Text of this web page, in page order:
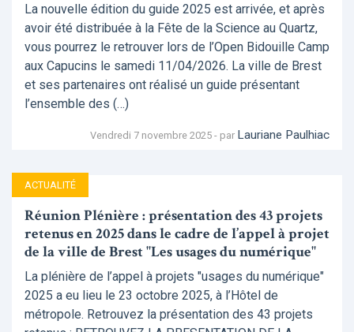
La nouvelle édition du guide 2025 est arrivée, et après
avoir été distribuée à la Fête de la Science au Quartz,
vous pourrez le retrouver lors de l’Open Bidouille Camp
aux Capucins le samedi 11/04/2026. La ville de Brest
et ses partenaires ont réalisé un guide présentant
l’ensemble des (…)
Vendredi 7 novembre 2025 - par Lauriane Paulhiac
ACTUALITÉ
Réunion Plénière : présentation des 43 projets
retenus en 2025 dans le cadre de l’appel à projet
de la ville de Brest "Les usages du numérique"
La plénière de l’appel à projets "usages du numérique"
2025 a eu lieu le 23 octobre 2025, à l’Hôtel de
métropole. Retrouvez la présentation des 43 projets